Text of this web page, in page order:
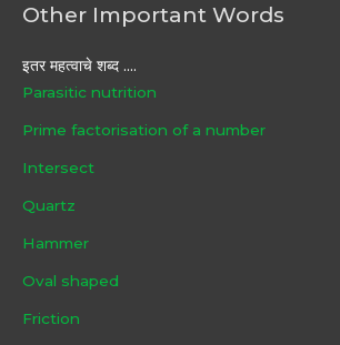
Other Important Words
इतर महत्वाचे शब्द ....
Parasitic nutrition
Prime factorisation of a number
Intersect
Quartz
Hammer
Oval shaped
Friction